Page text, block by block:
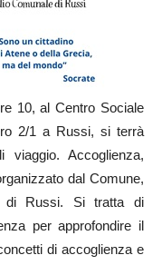
10, al Centro Sociale
2/1 a Russi, si terrà
viaggio. Accoglienza,
dal Comune,
di Russi. Si tratta di
per approfondire il
di accoglienza e